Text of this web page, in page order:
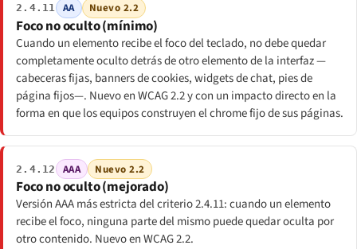
2.4.11 AA Nuevo 2.2
Foco no oculto (mínimo)
Cuando un elemento recibe el foco del teclado, no debe quedar
completamente oculto detrás de otro elemento de la interfaz —
cabeceras fijas, banners de cookies, widgets de chat, pies de
página fijos—. Nuevo en WCAG 2.2 y con un impacto directo en la
forma en que los equipos construyen el chrome fijo de sus páginas.
2.4.12 AAA Nuevo 2.2
Foco no oculto (mejorado)
Versión AAA más estricta del criterio 2.4.11: cuando un elemento
recibe el foco, ninguna parte del mismo puede quedar oculta por
otro contenido. Nuevo en WCAG 2.2.